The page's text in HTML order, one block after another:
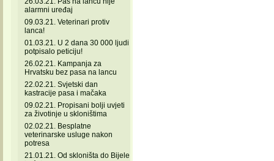
alarmni uređaj
09.03.21. Veterinari protiv
lanca!
01.03.21. U 2 dana 30 000 ljudi
potpisalo peticiju!
26.02.21. Kampanja za
Hrvatsku bez pasa na lancu
22.02.21. Svjetski dan
kastracije pasa i mačaka
09.02.21. Propisani bolji uvjeti
za životinje u skloništima
02.02.21. Besplatne
veterinarske usluge nakon
potresa
21.01.21. Od skloništa do Bijele